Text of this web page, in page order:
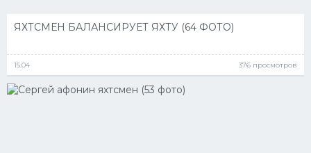
ЯХТСМЕН БАЛАНСИРУЕТ ЯХТУ (64 ФОТО)
15.04 376 просмотров